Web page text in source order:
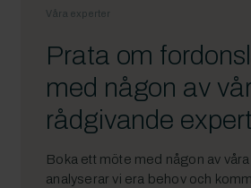
Våra experter
Prata om
med någon av
rådgivande
Boka ett möte med någon av
analyserar vi era behov och